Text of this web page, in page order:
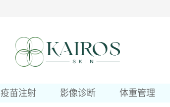
疫苗注射 影像诊断 体重管理